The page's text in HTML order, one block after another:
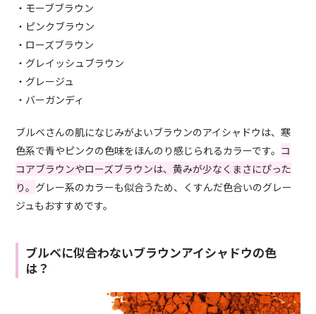
・モーブブラウン
・ピンクブラウン
・ローズブラウン
・グレイッシュブラウン
・グレージュ
・バーガンディ
ブルベさんの肌になじみがよいブラウンのアイシャドウは、寒
色系で青やピンクの色味をほんのり感じられるカラーです。 コ
コアブラウンやローズブラウンは、黄みが少なくまさにぴった
り。 グレー系のカラーも似合うため、くすんだ色合いのグレー
ジュもおすすめです。
ブルベに似合わないブラウンアイシャドウの色
は？